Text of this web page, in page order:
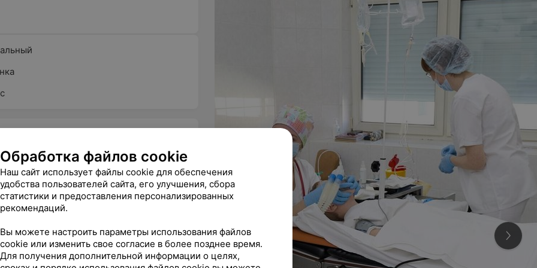
методики:
экстракорпорального очищения
детей с острой почечной
операции,
мониторирование артериального
ЭХО КГ;
возраста) с терминальной
с острой почечной
«Фрезениус 4008S», «Фрезениус
Обработка файлов cookie
Наш сайт использует файлы cookie для обеспечения
удобства пользователей сайта, его улучшения, сбора
статистики и предоставления персонализированных
рекомендаций.
Вы можете настроить параметры использования файлов
cookie или изменить свое согласие в более позднее время.
Для получения дополнительной информации о целях,